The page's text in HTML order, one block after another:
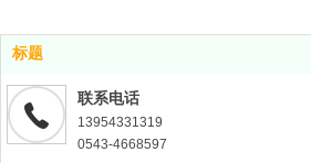
标题
联系电话
13954331319
0543-4668597